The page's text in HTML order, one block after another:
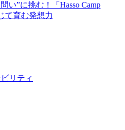
い”に挑む！「Hasso Camp
て育む発想力
リティ